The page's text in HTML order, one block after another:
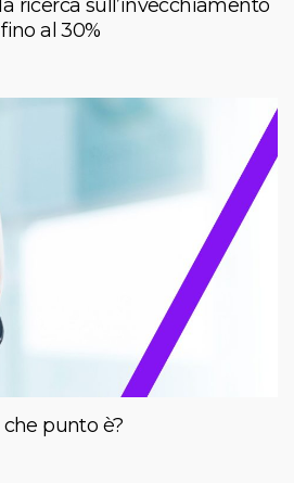
ricerca sull’invecchiamento
al 30%
che punto è?